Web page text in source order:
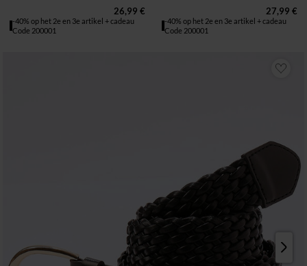
26,99 €
-40% op het 2e en 3e artikel + cadeau
Code 200001
27,99 €
-40% op het 2e en 3e artikel + cadeau
Code 200001